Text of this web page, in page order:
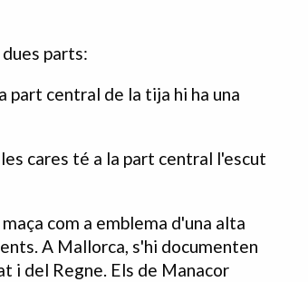
parts:
part central de la tija hi ha una
cares té a la part central l'escut
com a emblema d'una alta
A Mallorca, s'hi documenten
i del Regne. Els de Manacor